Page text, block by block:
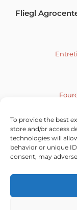
To provide the best
store and/or access
technologies will
behavior or unique
consent, may
Fliegl
Vacatures